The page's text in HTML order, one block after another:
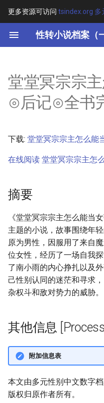
更多资源可访问 tsindex.org 多
性转小说档案（
键
开
始
索
其他信息 [Processed Page
Metadata]
堂堂冥宗宗
⊙后记⊙全书
下载: 堂堂冥宗宗主怎么能
在线阅读 堂堂冥宗宗主怎
摘要
《堂堂冥宗宗主怎么能当
主题的小说，故事围绕年
原为男性，因服用了来自
位女性，经历了一场自我
了南小雨的内心挣扎以及
己性别认同的迷茫和寻求
杂权斗和敌对势力的威胁。
其他信息
附加信息表
本文由多元性别中文数字
版权归原作者所有。